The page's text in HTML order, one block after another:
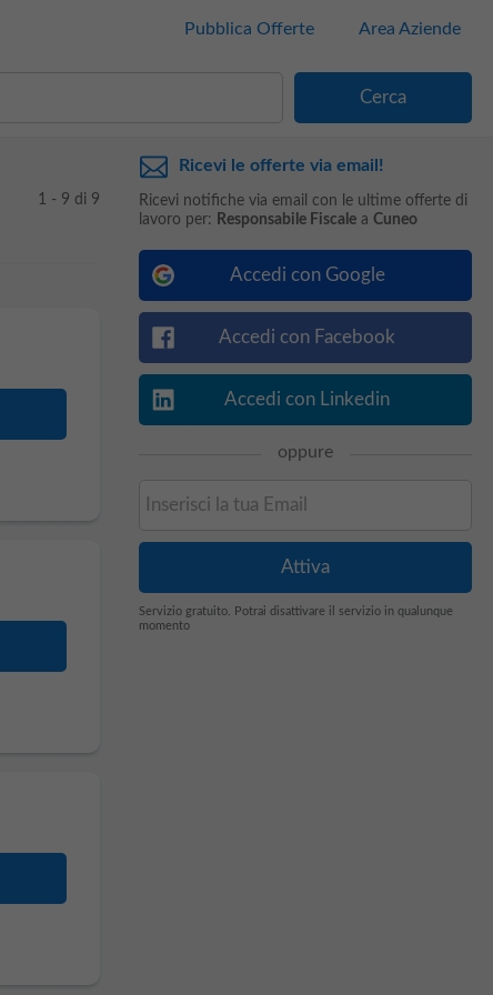
Pubblica Offerte Area Aziende
1 - 9 di 9
Ricevi le offerte via email!
Ricevi notifiche via email con le ultime offerte di
lavoro per: Responsabile Fiscalea Cuneo
Accedi con Google
Accedi con Facebook
Accedi con Linkedin
oppure
Servizio gratuito. Potrai disattivare il servizio in qualunque
momento